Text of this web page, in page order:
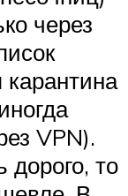
через
VPN).
то